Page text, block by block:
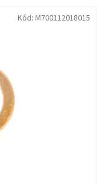
Kód: M700112018015